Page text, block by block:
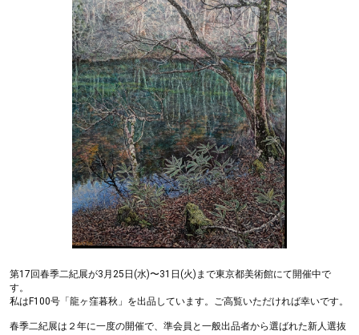
第17回春季二紀展が3月25日(水)〜31日(火)まで東京都美術館にて開催中で
す。
私はF100号「龍ヶ窪暮秋」を出品しています。ご高覧いただければ幸いです。
春季二紀展は２年に一度の開催で、準会員と一般出品者から選ばれた新人選抜